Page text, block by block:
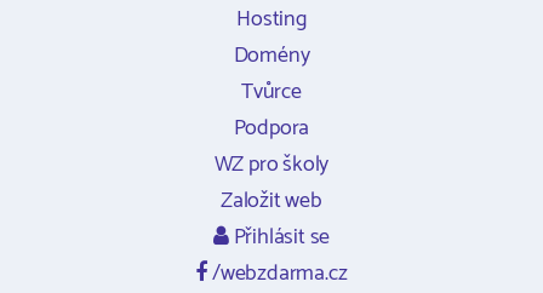
Hosting
Domény
Tvůrce
Podpora
WZ pro školy
Založit web
Přihlásit se
/webzdarma.cz